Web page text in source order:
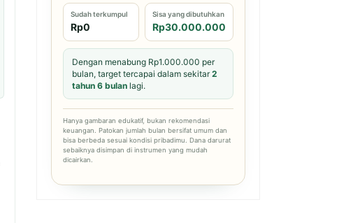
Sudah terkumpul
Rp0
Sisa yang dibutuhkan
Rp30.000.000
Dengan menabung Rp1.000.000 per
bulan, target tercapai dalam sekitar2
tahun 6 bulan lagi.
Hanya gambaran edukatif, bukan rekomendasi
keuangan. Patokan jumlah bulan bersifat umum dan
bisa berbeda sesuai kondisi pribadimu. Dana darurat
sebaiknya disimpan di instrumen yang mudah
dicairkan.